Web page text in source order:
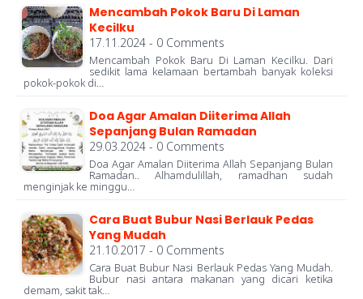
Mencambah Pokok Baru Di Laman
Kecilku
17.11.2024 - 0 Comments
Mencambah Pokok Baru Di Laman Kecilku. Dari
sedikit lama kelamaan bertambah banyak koleksi
pokok-pokok di…
Doa Agar Amalan Diiterima Allah
Sepanjang Bulan Ramadan
29.03.2024 - 0 Comments
Doa Agar Amalan Diiterima Allah Sepanjang Bulan
Ramadan.. Alhamdulillah, ramadhan sudah
menginjak ke minggu…
Cara Buat Bubur Nasi Berlauk Pedas
Yang Mudah
21.10.2017 - 0 Comments
Cara Buat Bubur Nasi Berlauk Pedas Yang Mudah.
Bubur nasi antara makanan yang dicari ketika
demam, sakit tak…